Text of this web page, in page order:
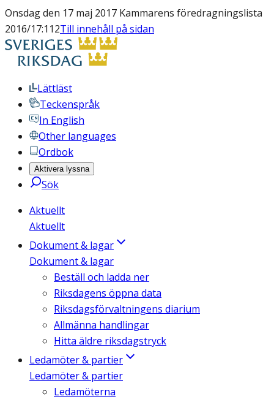
Onsdag den 17 maj 2017 Kammarens föredragningslista
2016/17:112Till innehåll på sidan
Lättläst
Teckenspråk
In English
Other languages
Ordbok
Aktivera lyssna
Sök
Aktuellt
Aktuellt
Dokument & lagar
Dokument & lagar
Beställ och ladda ner
Riksdagens öppna data
Riksdagsförvaltningens diarium
Allmänna handlingar
Hitta äldre riksdagstryck
Ledamöter & partier
Ledamöter & partier
Ledamöterna